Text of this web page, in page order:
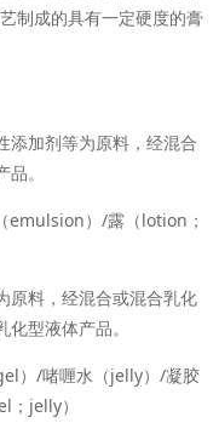
制成的具有一定硬度的膏
添加剂等为原料，经混合
。
）/露（lotion；
原料，经混合或混合乳化
型液体产品。
）/啫喱水（jelly）/凝胶
jelly）